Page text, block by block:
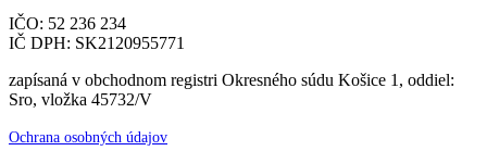
IČO: 52 236 234
IČ DPH: SK2120955771
zapísaná v obchodnom registri Okresného súdu Košice 1, oddiel:
Sro, vložka 45732/V
Ochrana osobných údajov